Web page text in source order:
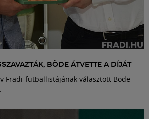
BÖDE ÁTVETTE A DÍJÁT
Fradi-futballistájának választott Böde